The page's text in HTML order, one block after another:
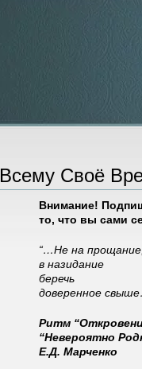
Всему Своё
Внимание!
то, что вы сами
“…Не на прощание,
в назидание
беречь
доверенное
Ритм
“Невероятно
Е.Д. Марченко